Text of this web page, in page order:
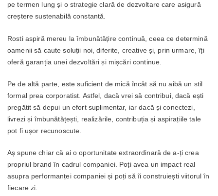
pe termen lung și o strategie clară de dezvoltare care asigură
creștere sustenabilă constantă.
Rosti aspiră mereu la îmbunătățire continuă, ceea ce determină
oamenii să caute soluții noi, diferite, creative și, prin urmare, îți
oferă garanția unei dezvoltări și mișcări continue.
Pe de altă parte, este suficient de mică încât să nu aibă un stil
formal prea corporatist. Astfel, dacă vrei să contribui, dacă ești
pregătit să depui un efort suplimentar, iar dacă și conectezi,
livrezi și îmbunătățești, realizările, contribuția și aspirațiile tale
pot fi ușor recunoscute.
Aș spune chiar că ai o oportunitate extraordinară de a-ți crea
propriul brand în cadrul companiei. Poți avea un impact real
asupra performanței companiei și poți să îi construiești viitorul în
fiecare zi.